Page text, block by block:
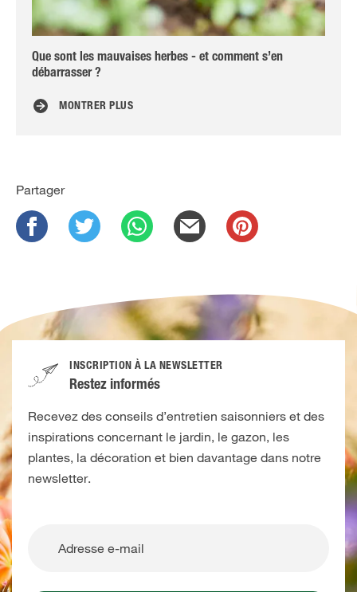
Que sont les mauvaises herbes - et comment s’en
débarrasser ?
MONTRER PLUS
Partager
INSCRIPTION À LA NEWSLETTER
Restez informés
Recevez des conseils d’entretien saisonniers et des
inspirations concernant le jardin, le gazon, les
plantes, la décoration et bien davantage dans notre
newsletter.